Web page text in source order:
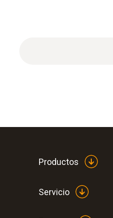
Productos
Servicio